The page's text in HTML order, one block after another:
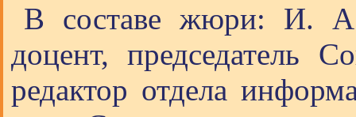
В составе жюри: И. А.
доцент, председатель
редактор отдела